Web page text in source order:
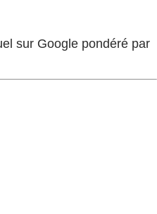
sur Google pondéré par